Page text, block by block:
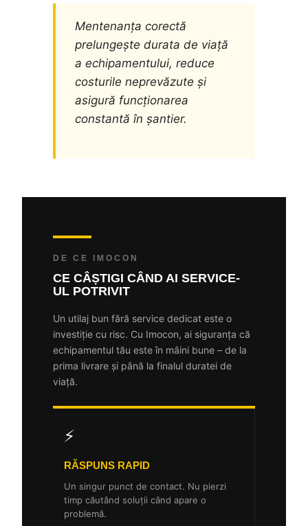
Mentenanța corectă
prelungește durata de viață
a echipamentului, reduce
costurile neprevăzute și
asigură funcționarea
constantă în șantier.
DE CE IMOCON
CE CÂȘTIGI CÂND AI SERVICE-
UL POTRIVIT
Un utilaj bun fără service dedicat este o
investiție cu risc. Cu Imocon, ai siguranța că
echipamentul tău este în mâini bune – de la
prima livrare și până la finalul duratei de
viață.
⚡
RĂSPUNS RAPID
Un singur punct de contact. Nu pierzi
timp căutând soluții când apare o
problemă.